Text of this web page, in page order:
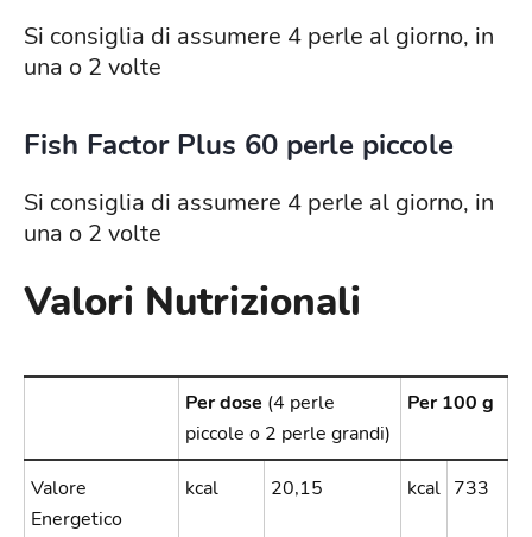
Si consiglia di assumere 4 perle al giorno, in
una o 2 volte
Fish Factor Plus 60 perle piccole
Si consiglia di assumere 4 perle al giorno, in
una o 2 volte
Valori Nutrizionali
Per dose (4 perle
piccole o 2 perle grandi)
Per 100 g
Valore
Energetico
kcal 20,15 kcal 733